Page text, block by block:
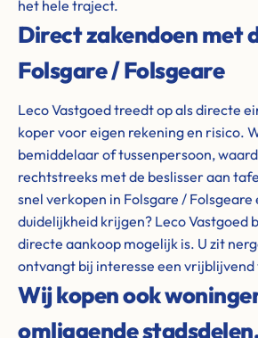
het hele traject.
Direct zakendoen met
Folsgare / Folsgeare
Leco Vastgoed treedt op als directe
koper voor eigen rekening en risico.
bemiddelaar of tussenpersoon,
rechtstreeks met de beslisser aan
snel verkopen in Folsgare / Folsgeare
duidelijkheid krijgen? Leco Vastgoed
directe aankoop mogelijk is. U zit
ontvangt bij interesse een
Wij kopen ook
omliggende